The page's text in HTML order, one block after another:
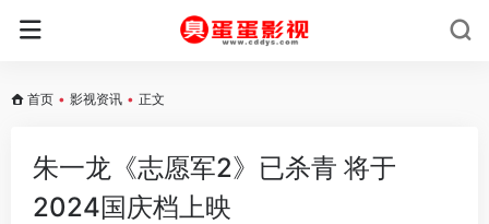
首页 • 影视资讯 • 正文
朱一龙《志愿军2》已杀青 将于
2024国庆档上映